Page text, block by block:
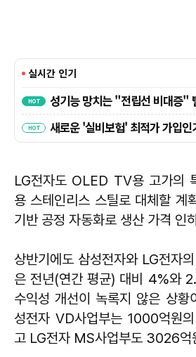
LG전자도 OLED TV용 고가의
용 스테인리스 스틸로 대체할 계
기반 공정 자동화로 생산 가격 인
상반기에도 삼성전자와 LG전자
은 전년(연간 평균) 대비 4%와
수익성 개선이 녹록지 않은 상
성전자 VD사업부는 1000억원
고 LG전자 MS사업부도 3026억